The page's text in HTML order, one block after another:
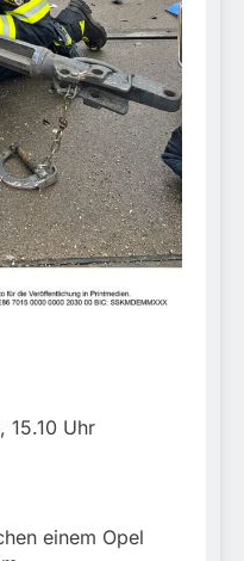
Sicherstellung
Zigaretten
eines
über die
Bundespolizei
sicher
2026
15.10 Uhr
einem Opel